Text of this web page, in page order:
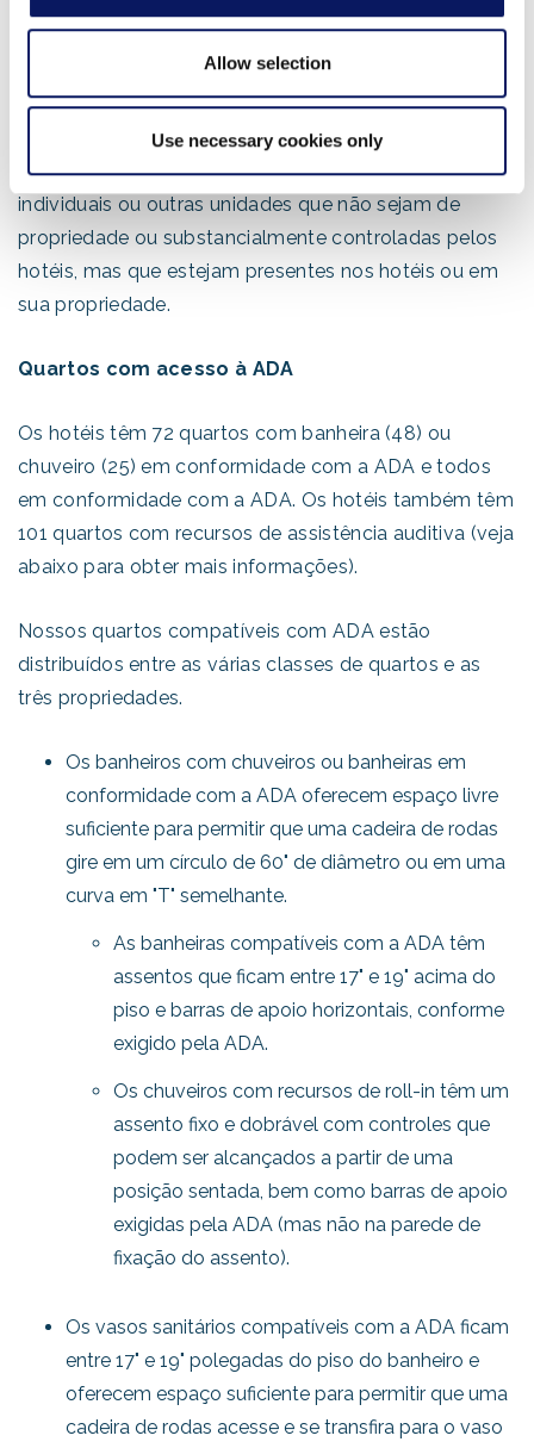
Allow selection
Use necessary cookies only
mantido em resposta a reservas feitas por outras
As exigências dos parágrafos (iii), (iv) e (v)
desta seção não se aplicam a reservas de quartos
individuais ou outras unidades que não sejam de
propriedade ou substancialmente controladas pelos
hotéis, mas que estejam presentes nos hotéis ou em
sua propriedade.
Quartos com acesso à ADA
Os hotéis têm 72 quartos com banheira (48) ou
chuveiro (25) em conformidade com a ADA e todos
em conformidade com a ADA. Os hotéis também têm
101 quartos com recursos de assistência auditiva (veja
abaixo para obter mais informações).
Nossos quartos compatíveis com ADA estão
distribuídos entre as várias classes de quartos e as
três propriedades.
Os banheiros com chuveiros ou banheiras em
conformidade com a ADA oferecem espaço livre
suficiente para permitir que uma cadeira de rodas
gire em um círculo de 60" de diâmetro ou em uma
curva em "T" semelhante.
As banheiras compatíveis com a ADA têm
assentos que ficam entre 17" e 19" acima do
piso e barras de apoio horizontais, conforme
exigido pela ADA.
Os chuveiros com recursos de roll-in têm um
assento fixo e dobrável com controles que
podem ser alcançados a partir de uma
posição sentada, bem como barras de apoio
exigidas pela ADA (mas não na parede de
fixação do assento).
Os vasos sanitários compatíveis com a ADA ficam
entre 17" e 19" polegadas do piso do banheiro e
oferecem espaço suficiente para permitir que uma
cadeira de rodas acesse e se transfira para o vaso